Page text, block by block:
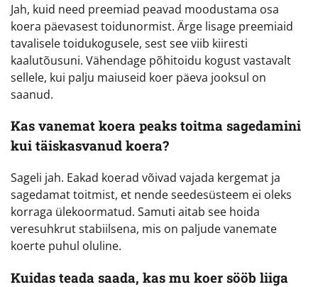
Jah, kuid need preemiad peavad moodustama osa
koera päevasest toidunormist. Ärge lisage preemiaid
tavalisele toidukogusele, sest see viib kiiresti
kaalutõusuni. Vähendage põhitoidu kogust vastavalt
sellele, kui palju maiuseid koer päeva jooksul on
saanud.
Kas vanemat koera peaks toitma sagedamini
kui täiskasvanud koera?
Sageli jah. Eakad koerad võivad vajada kergemat ja
sagedamat toitmist, et nende seedesüsteem ei oleks
korraga ülekoormatud. Samuti aitab see hoida
veresuhkrut stabiilsena, mis on paljude vanemate
koerte puhul oluline.
Kuidas teada saada, kas mu koer sööb liiga